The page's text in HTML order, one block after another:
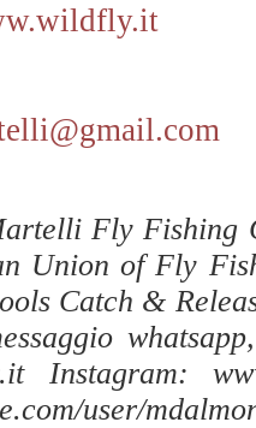
Fly
Union of Fly
Catch &
Instagram:
user/